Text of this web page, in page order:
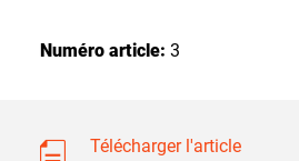
Numéro article: 3
Télécharger l'article